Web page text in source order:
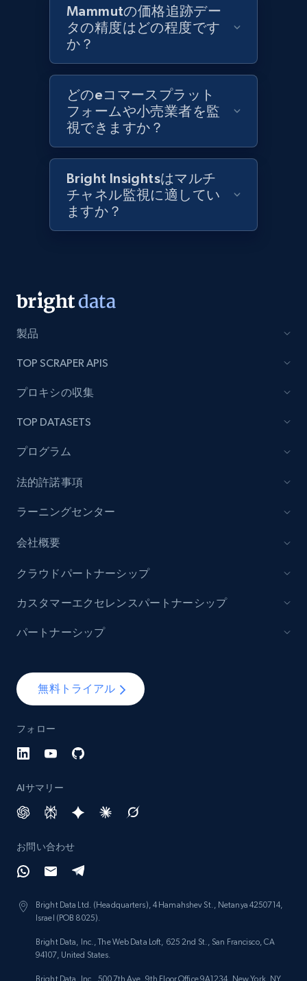
1.2K+ 208+ 今すぐ始める
Best Buy products
URL, Product id, Title, Images, Final price,
Currency, Discount, Initial price, and more.
Best Buy products - Collect data on
Lowes.com
Model number, Gtin ean pn, Product name, and
991+
Lowes.com - Gather data on products using
Model number, Gtin ean pn, Product name, and
Model number, Gtin ean pn, Product name, and
991+ 162+
Lazada - Products
price, Currency, Stock, and more.
988+ 160+ 今すぐ始める
Mammutの価格追跡デー
タの精度はどの程度です
か？
どのeコマースプラット
フォームや小売業者を監
視できますか？
Bright Insightsはマルチ
チャネル監視に適してい
ますか？
製品
TOP SCRAPER APIS
プロキシの収集
TOP DATASETS
プログラム
法的許諾事項
ラーニングセンター
会社概要
無料トライアル
フォロー
AIサマリー
お問い合わせ
Bright Data Ltd. (Headquarters), 4 Hamahshev St., Netanya 4250714,
Israel (POB 8025).
Bright Data, Inc., The Web Data Loft, 625 2nd St., San Francisco, CA
94107, United States.
Bright Data, Inc., 500 7th Ave, 9th Floor Office 9A1234, New York, NY
クラウドパートナーシップ
カスタマーエクセレンスパートナーシップ
パートナーシップ